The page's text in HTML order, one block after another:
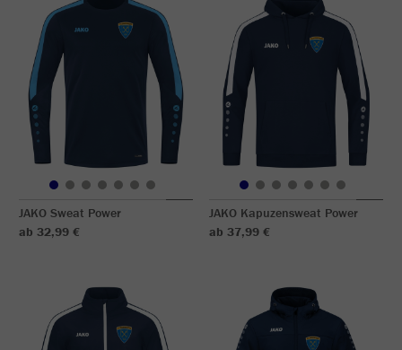
JAKO Sweat Power
ab 32,99 €
JAKO Kapuzensweat Power
ab 37,99 €